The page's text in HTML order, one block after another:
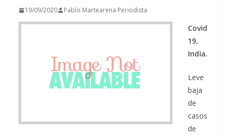
19/09/2020 Pablo Martearena Periodista
Covid
19,
India.
Leve
baja
de
casos
de